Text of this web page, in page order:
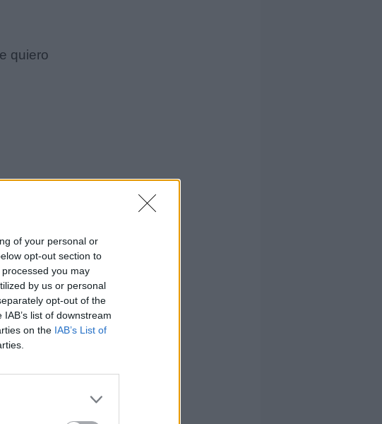
of your personal or
opt-out section to
you may
by us or personal
opt-out of the
list of downstream
on the IAB’s List of
quiero